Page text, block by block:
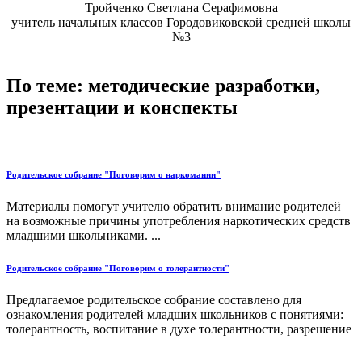
Тройченко Светлана Серафимовна
учитель начальных классов Городовиковской средней школы
№3
По теме: методические разработки,
презентации и конспекты
Родительское собрание "Поговорим о наркомании"
Материалы помогут учителю обратить внимание родителей
на возможные причины употребления наркотических средств
младшими школьниками. ...
Родительское собрание "Поговорим о толерантности"
Предлагаемое родительское собрание составлено для
ознакомления родителей младших школьников с понятиями:
толерантность, воспитание в духе толерантности, разрешение